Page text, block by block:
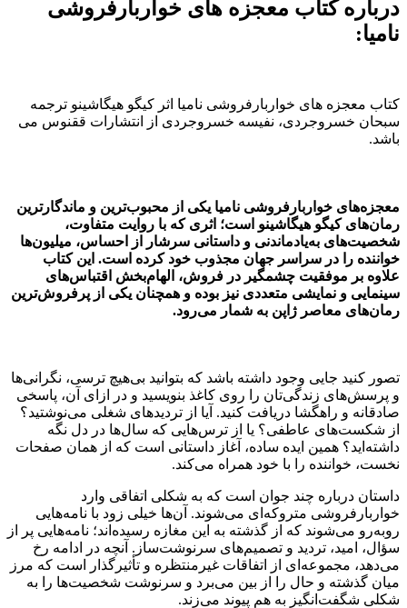
درباره کتاب معجزه های خواربارفروشی
نامیا:
کتاب معجزه های خواربارفروشی نامیا اثر کیگو هیگاشینو ترجمه
سبحان خسروجردی، نفیسه خسروجردی از انتشارات ققنوس می
باشد.
معجزه‌های خواربارفروشی نامیا یکی از محبوب‌ترین و ماندگارترین
رمان‌های کیگو هیگاشینو است؛ اثری که با روایت متفاوت،
شخصیت‌های به‌یادماندنی و داستانی سرشار از احساس، میلیون‌ها
خواننده را در سراسر جهان مجذوب خود کرده است. این کتاب
علاوه بر موفقیت چشمگیر در فروش، الهام‌بخش اقتباس‌های
سینمایی و نمایشی متعددی نیز بوده و همچنان یکی از پرفروش‌ترین
رمان‌های معاصر ژاپن به شمار می‌رود.
تصور کنید جایی وجود داشته باشد که بتوانید بی‌هیچ ترسی، نگرانی‌ها
و پرسش‌های زندگی‌تان را روی کاغذ بنویسید و در ازای آن، پاسخی
صادقانه و راهگشا دریافت کنید. آیا از تردیدهای شغلی می‌نوشتید؟
از شکست‌های عاطفی؟ یا از ترس‌هایی که سال‌ها در دل نگه
داشته‌اید؟ همین ایده ساده، آغاز داستانی است که از همان صفحات
نخست، خواننده را با خود همراه می‌کند.
داستان درباره چند جوان است که به شکلی اتفاقی وارد
خواربارفروشی متروکه‌ای می‌شوند. آن‌ها خیلی زود با نامه‌هایی
روبه‌رو می‌شوند که از گذشته به این مغازه رسیده‌اند؛ نامه‌هایی پر از
سؤال، امید، تردید و تصمیم‌های سرنوشت‌ساز. آنچه در ادامه رخ
می‌دهد، مجموعه‌ای از اتفاقات غیرمنتظره و تأثیرگذار است که مرز
میان گذشته و حال را از بین می‌برد و سرنوشت شخصیت‌ها را به
شکلی شگفت‌انگیز به هم پیوند می‌زند.